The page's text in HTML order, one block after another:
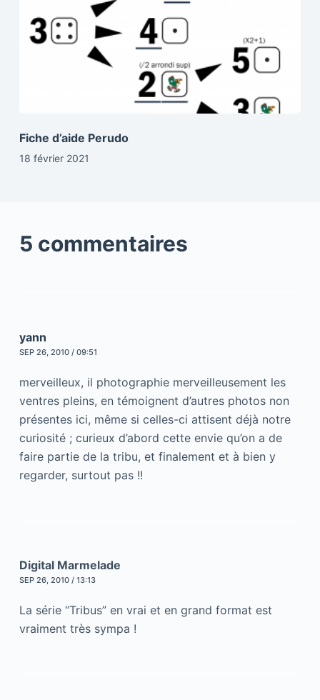
Fiche d’aide Perudo
18 février 2021
5 commentaires
yann
SEP 26, 2010 / 09:51
merveilleux, il photographie merveilleusement les
ventres pleins, en témoignent d’autres photos non
présentes ici, même si celles-ci attisent déjà notre
curiosité ; curieux d’abord cette envie qu’on a de
faire partie de la tribu, et finalement et à bien y
regarder, surtout pas !!
Digital Marmelade
SEP 26, 2010 / 13:13
La série “Tribus” en vrai et en grand format est
vraiment très sympa !